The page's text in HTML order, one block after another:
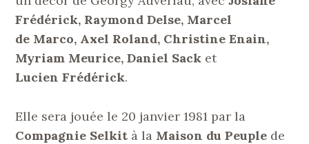
Frédérick, Raymond Delse, Marcel
de Marco, Axel Roland, Christine Enain,
Myriam Meurice, Daniel Sack et
Lucien Frédérick.
Elle sera jouée le 20 janvier 1981 par la
Compagnie Selkit à la Maison du Peuple de